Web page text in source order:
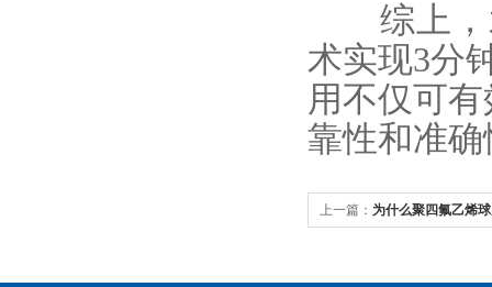
综上，
术实现3分
用不仅可
靠性和准
上一篇： 为什么聚四氟乙烯